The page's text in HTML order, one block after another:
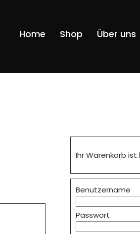
Home Shop Über uns
Ihr Warenkorb ist
Benutzername
Passwort